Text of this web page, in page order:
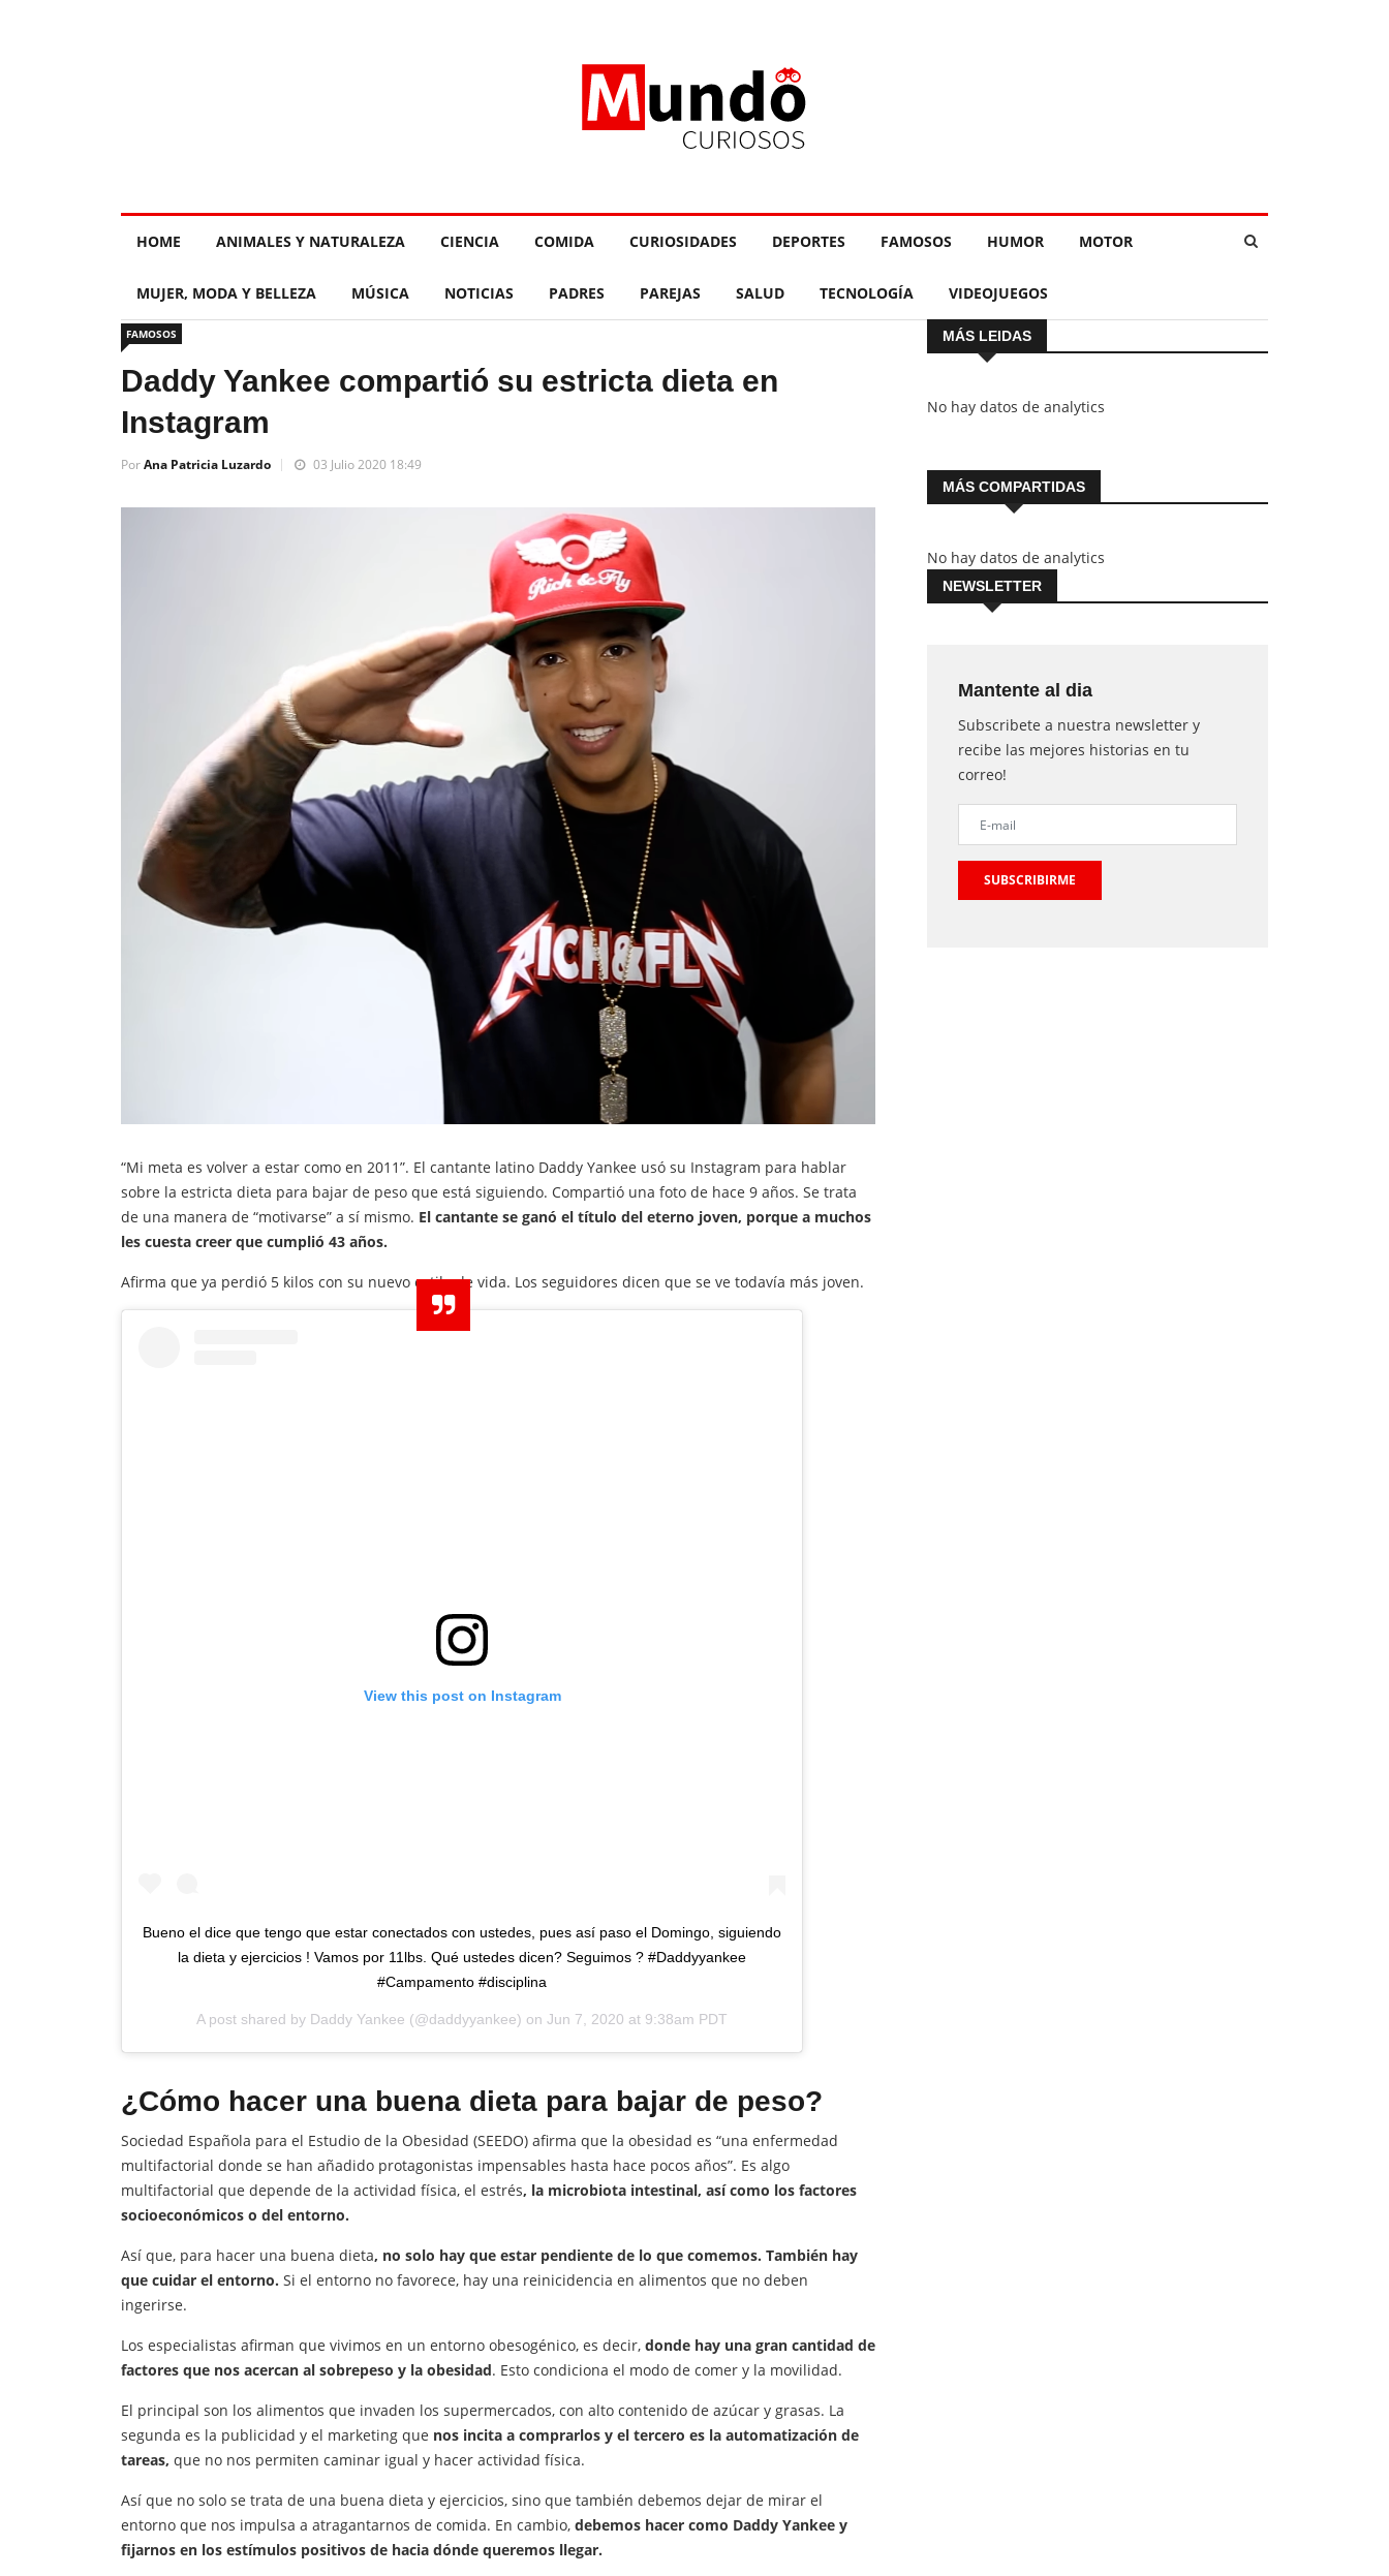
HOME ANIMALES Y NATURALEZA CIENCIA COMIDA CURIOSIDADES DEPORTES FAMOSOS HUMOR MOTOR
MUJER, MODA Y BELLEZA MÚSICA NOTICIAS PADRES PAREJAS SALUD TECNOLOGÍA VIDEOJUEGOS
FAMOSOS
Daddy Yankee compartió su estricta dieta en
Instagram
PorAna Patricia Luzardo 03 Julio 2020 18:49
“Mi meta es volver a estar como en 2011”. El cantante latino Daddy Yankee usó su Instagram para hablar
sobre la estricta dieta para bajar de peso que está siguiendo. Compartió una foto de hace 9 años. Se trata
de una manera de “motivarse” a sí mismo. El cantante se ganó el título del eterno joven, porque a muchos
les cuesta creer que cumplió 43 años.
Afirma que ya perdió 5 kilos con su nuevo estilo de vida. Los seguidores dicen que se ve todavía más joven.
View this post on Instagram
Bueno el dice que tengo que estar conectados con ustedes, pues así paso el Domingo, siguiendo
la dieta y ejercicios ! Vamos por 11lbs. Qué ustedes dicen? Seguimos ? #Daddyyankee
#Campamento #disciplina
A post shared by Daddy Yankee (@daddyyankee) on Jun 7, 2020 at 9:38am PDT
¿Cómo hacer una buena dieta para bajar de peso?
Sociedad Española para el Estudio de la Obesidad (SEEDO) afirma que la obesidad es “una enfermedad
multifactorial donde se han añadido protagonistas impensables hasta hace pocos años”. Es algo
multifactorial que depende de la actividad física, el estrés, la microbiota intestinal, así como los factores
socioeconómicos o del entorno.
Así que, para hacer una buena dieta, no solo hay que estar pendiente de lo que comemos. También hay
que cuidar el entorno. Si el entorno no favorece, hay una reinicidencia en alimentos que no deben
ingerirse.
Los especialistas afirman que vivimos en un entorno obesogénico, es decir, donde hay una gran cantidad de
factores que nos acercan al sobrepeso y la obesidad. Esto condiciona el modo de comer y la movilidad.
El principal son los alimentos que invaden los supermercados, con alto contenido de azúcar y grasas. La
segunda es la publicidad y el marketing que nos incita a comprarlos y el tercero es la automatización de
tareas, que no nos permiten caminar igual y hacer actividad física.
Así que no solo se trata de una buena dieta y ejercicios, sino que también debemos dejar de mirar el
entorno que nos impulsa a atragantarnos de comida. En cambio, debemos hacer como Daddy Yankee y
fijarnos en los estímulos positivos de hacia dónde queremos llegar.
MÁS LEIDAS
No hay datos de analytics
MÁS COMPARTIDAS
No hay datos de analytics
NEWSLETTER
Mantente al dia
Subscribete a nuestra newsletter y
recibe las mejores historias en tu
correo!
SUBSCRIBIRME